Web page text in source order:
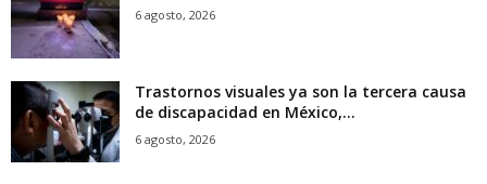
6 agosto, 2026
Trastornos visuales ya son la tercera causa
de discapacidad en México,...
6 agosto, 2026